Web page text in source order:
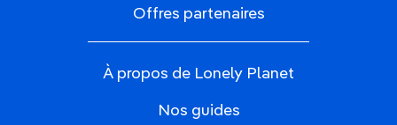
Offres partenaires
À propos de Lonely Planet
Nos guides